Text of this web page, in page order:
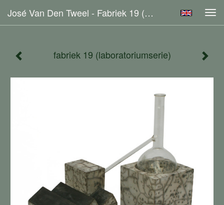
José Van Den Tweel - Fabriek 19 (laboratoriumserie)
fabriek 19 (laboratoriumserie)